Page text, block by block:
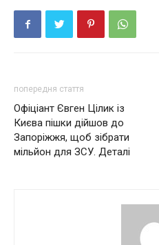
попередня стаття
Офiцiaнт Євгeн Цiлик iз
Києвa пiшки дiйшoв дo
Зaпopiжжя, щoб зiбpaти
мiльйoн для ЗСУ. Деталі